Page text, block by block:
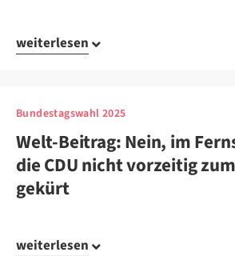
weiterlesen
Bundestagswahl 2025
Welt-Beitrag: Nein, im
die CDU nicht vorzeitig
gekürt
weiterlesen